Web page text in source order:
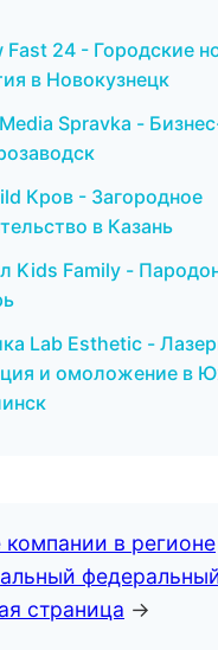
Fast 24 - Городские
в Новокузнецк
Spravka -
Кров - Загородное
в Казань
Kids Family -
Lab Esthetic -
и омоложение в
компании в регионе
страница →